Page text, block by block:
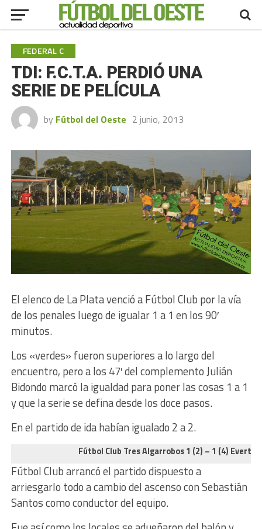
FEDERAL C
TDI: F.C.T.A. PERDIÓ UNA
SERIE DE PELÍCULA
by Fútbol del Oeste 2 junio, 2013
El elenco de La Plata venció a Fútbol Club por la vía
de los penales luego de igualar 1 a 1 en los 90′
minutos.
Los «verdes» fueron superiores a lo largo del
encuentro, pero a los 47′ del complemento Julián
Bidondo marcó la igualdad para poner las cosas 1 a 1
y que la serie se defina desde los doce pasos.
En el partido de ida habían igualado 2 a 2.
Fútbol Club Tres Algarrobos 1 (2) – 1 (4)
Fútbol Club arrancó el partido dispuesto a
arriesgarlo todo a cambio del ascenso con Sebastián
Santos como conductor del equipo.